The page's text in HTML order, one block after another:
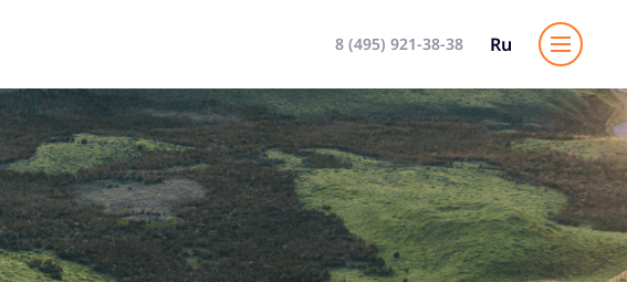
8 (495) 921-38-38 Ru